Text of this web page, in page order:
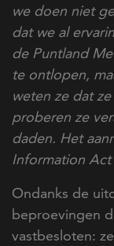
we doen niet
dat we al
de Puntland
te ontlopen,
weten ze dat
proberen ze
daden. Het
Information
Ondanks de
beproevingen
vastbesloten: